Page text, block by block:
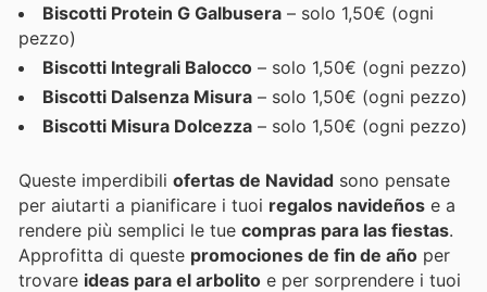
Biscotti Protein G Galbusera – solo 1,50€ (ogni
pezzo)
Biscotti Integrali Balocco – solo 1,50€ (ogni pezzo)
Biscotti Dalsenza Misura – solo 1,50€ (ogni pezzo)
Biscotti Misura Dolcezza – solo 1,50€ (ogni pezzo)
Queste imperdibili ofertas de Navidad sono pensate
per aiutarti a pianificare i tuoi regalos navideños e a
rendere più semplici le tue compras para las fiestas.
Approfitta di queste promociones de fin de año per
trovare ideas para el arbolito e per sorprendere i tuoi